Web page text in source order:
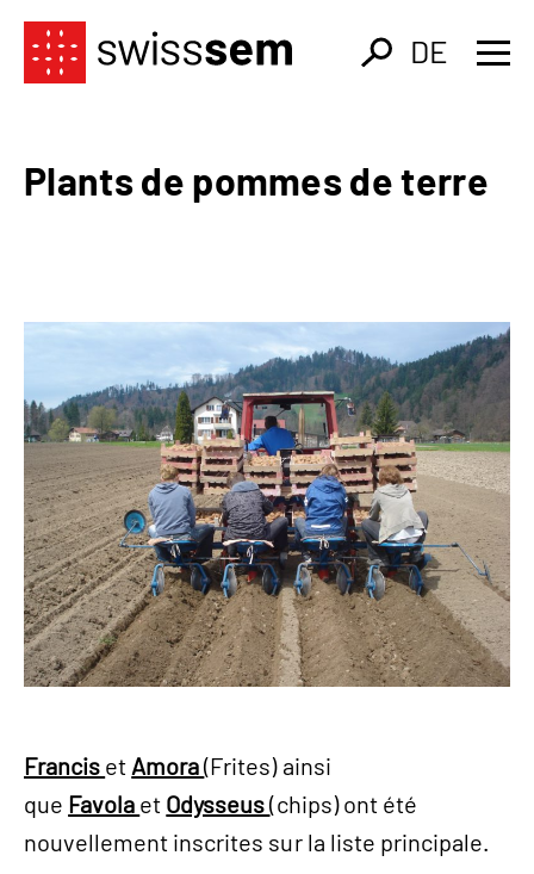
DE
Plants de pommes de terre
Francis et Amora(Frites) ainsi
que Favola et Odysseus(chips) ont été
nouvellement inscrites sur la liste principale.